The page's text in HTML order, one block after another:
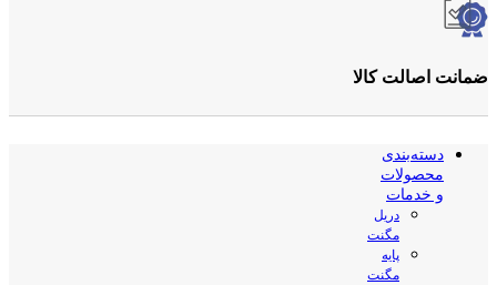
ضمانت اصالت کالا
دسته‌بندی
محصولات
و خدمات
دریل
مگنت
پایه
مگنت